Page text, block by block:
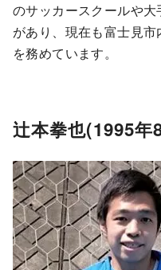
のサッカースクールや
があり、現在も富士見
を務めています。
辻本拳也(1995年